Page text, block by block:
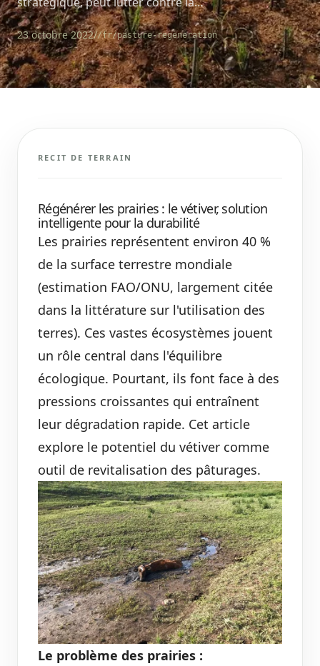
23 octobre 2022//fr/pasture-regeneration
RECIT DE TERRAIN
Régénérer les prairies : le vétiver, solution
intelligente pour la durabilité
Les prairies représentent environ 40 %
de la surface terrestre mondiale
(estimation FAO/ONU, largement citée
dans la littérature sur l'utilisation des
terres). Ces vastes écosystèmes jouent
un rôle central dans l'équilibre
écologique. Pourtant, ils font face à des
pressions croissantes qui entraînent
leur dégradation rapide. Cet article
explore le potentiel du vétiver comme
outil de revitalisation des pâturages.
Le problème des prairies :